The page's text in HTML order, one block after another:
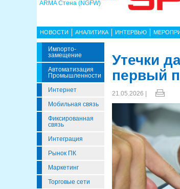
ARMA Стена (NGFW)
НОВОСТИ АНАЛИТИКА ИНТЕРВЬЮ
Импорто­
Замещение
Автоматизация
Промышленности
Интернет
Мобильная связь
Фиксированная
связь
Интеграция
Рынок ПК
Маркетинг
Торговые сети
Утечки
первый
21.05.2026 |